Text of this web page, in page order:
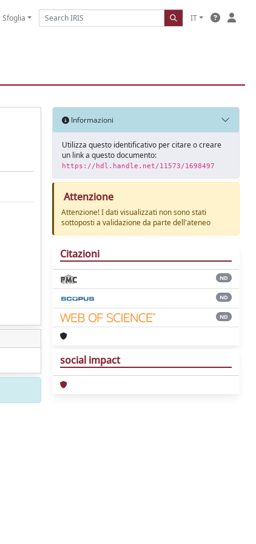
Sfoglia IT
Informazioni
Utilizza questo identificativo per citare o creare
un link a questo documento:
https://hdl.handle.net/11573/1698497
Attenzione
Attenzione! I dati visualizzati non sono stati
sottoposti a validazione da parte dell'ateneo
Citazioni
ND
ND
ND
social impact